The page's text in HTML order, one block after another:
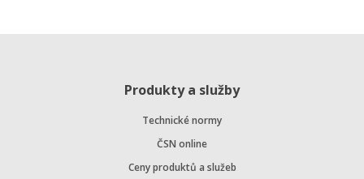
Produkty a služby
Technické normy
ČSN online
Ceny produktů a služeb